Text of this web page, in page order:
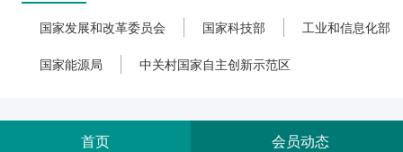
国家发展和改革委员会 国家科技部 工业和信息化部
国家能源局 中关村国家自主创新示范区
首页 会员动态